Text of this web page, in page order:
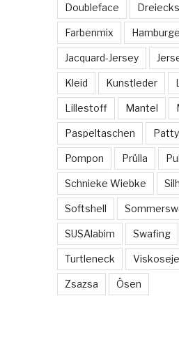
Doubleface
Farbenmix
Jacquard-Jersey
Kleid Kunstleder
Lillestoff Mantel
Paspeltaschen
Pompon Prülla
Schnieke Wiebke
Softshell
SUSAlabim Swafing
Turtleneck
Zsazsa Ösen